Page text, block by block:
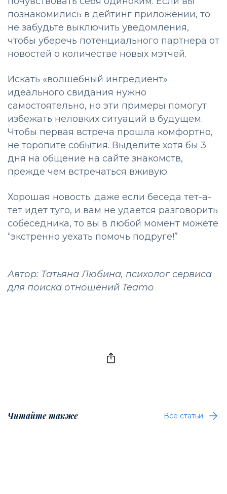
познакомились в дейтинг приложении, то
не забудьте выключить уведомления,
чтобы уберечь потенциального партнера от
новостей о количестве новых мэтчей.
Искать «волшебный ингредиент»
идеального свидания нужно
самостоятельно, но эти примеры помогут
избежать неловких ситуаций в будущем.
Чтобы первая встреча прошла комфортно,
не торопите события. Выделите хотя бы 3
дня на общение на сайте знакомств,
прежде чем встречаться вживую.
Хорошая новость: даже если беседа тет-а-
тет идет туго, и вам не удается разговорить
собеседника, то вы в любой момент можете
“экстренно уехать помочь подруге!”
Автор: Татьяна Любина, психолог сервиса
для поиска отношений Teamo
Читайте также Все статьи